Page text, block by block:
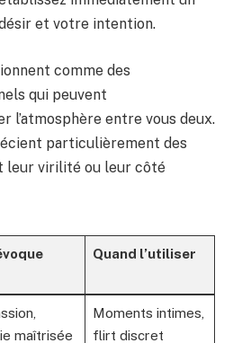
et votre intention.
comme des
qui peuvent
l’atmosphère entre vous deux.
particulièrement des
leur virilité ou leur côté
Quand l’utiliser
maîtrisée
Moments intimes,
flirt discret